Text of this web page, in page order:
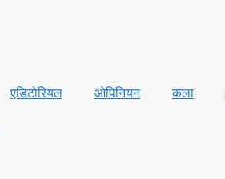
एडिटोरियल ओपिनियन कला